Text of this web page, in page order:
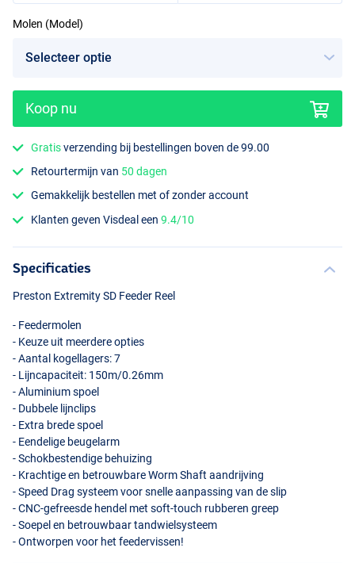
Molen (Model)
Koop nu
Gratisverzending bij bestellingen boven de 99.00
Retourtermijn van 50 dagen
Gemakkelijk bestellen met of zonder account
Klanten geven Visdeal een9.4/10
Specificaties
Preston Extremity SD Feeder Reel
- Feedermolen
- Keuze uit meerdere opties
- Aantal kogellagers: 7
- Lijncapaciteit: 150m/0.26mm
- Aluminium spoel
- Dubbele lijnclips
- Extra brede spoel
- Eendelige beugelarm
- Schokbestendige behuizing
- Krachtige en betrouwbare Worm Shaft aandrijving
- Speed Drag systeem voor snelle aanpassing van de slip
-CNC-gefreesde hendel met soft-touch rubberen greep
- Soepel en betrouwbaar tandwielsysteem
- Ontworpen voor het feedervissen!